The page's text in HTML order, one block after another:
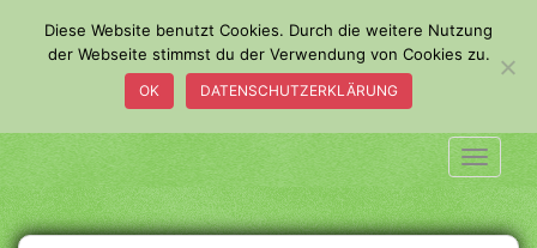
o
m
a
i
Diese Website benutzt Cookies. Durch die weitere Nutzung
der Webseite stimmst du der Verwendung von Cookies zu.
OK DATENSCHUTZERKLÄRUNG